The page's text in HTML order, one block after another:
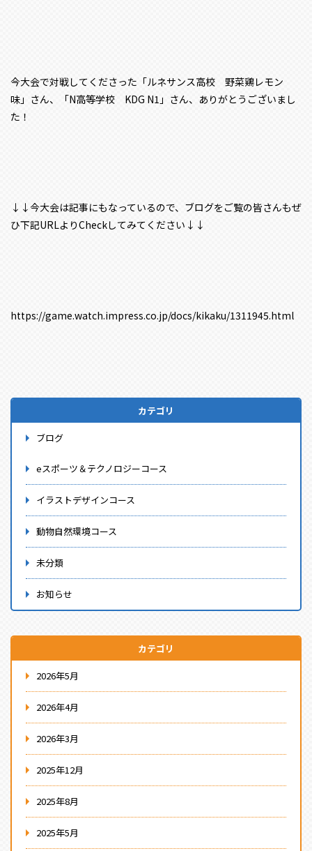
今大会で対戦してくださった「ルネサンス高校 野菜鶏レモン
味」さん、「N高等学校 KDG N1」さん、ありがとうございまし
た！
↓↓今大会は記事にもなっているので、ブログをご覧の皆さんもぜ
ひ下記URLよりCheckしてみてください↓↓
https://game.watch.impress.co.jp/docs/kikaku/1311945.html
カテゴリ
ブログ
eスポーツ＆テクノロジーコース
イラストデザインコース
動物自然環境コース
未分類
お知らせ
カテゴリ
2026年5月
2026年4月
2026年3月
2025年12月
2025年8月
2025年5月